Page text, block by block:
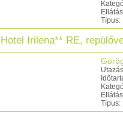
Típus:
Hotel Irilena** RE,
Típus: